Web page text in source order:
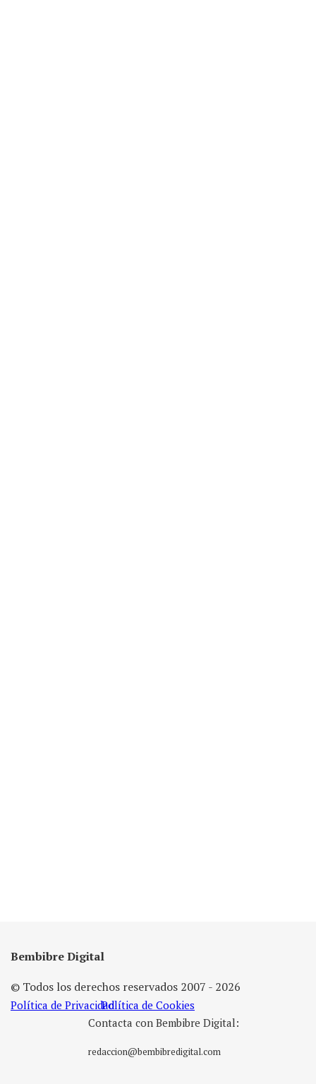
Bembibre Digital
© Todos los derechos reservados 2007 - 2026
Política de PrivacidadPolítica de Cookies
Contacta con Bembibre Digital:
redaccion@bembibredigital.com